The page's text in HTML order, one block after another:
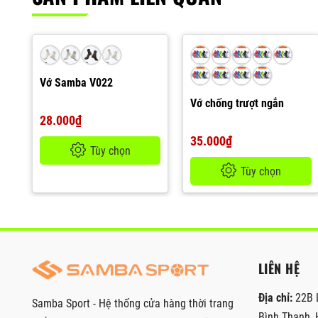
Vớ Samba V022
28.000₫
Tùy chọn
Vớ chống trượt ngắn
35.000₫
Tùy chọn
Samba Sport - Hệ thống cửa hàng thời trang
LIÊN HỆ
Địa chỉ: 22B